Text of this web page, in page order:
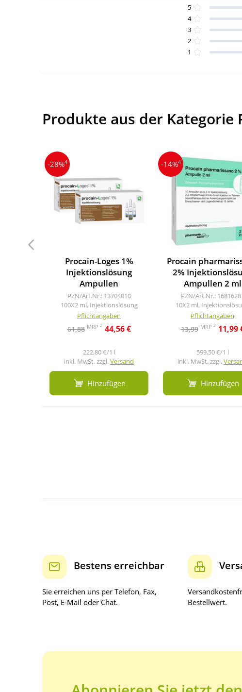
5
4
3
2
1
Produkte aus der Kategorie
-28%4
Procain-Loges 1%
Injektionslösung
Ampullen
PZN/Art.Nr.: 13704010
100X2 ml, Injektionslösung
Pflichtangaben
61,88 MRP 2 44,56 €
222,80 €/1 l
inkl. MwSt. zzgl.Versand
Hinzufügen
-14%4
Procain
2%
Ampullen 2 ml
PZN/Art.Nr.:
10X2 ml,
Pflichtangaben
13,99 MRP 2 11,99
599,50 €/1 l
inkl. MwSt. zzgl.
Hinzufügen
Bestens erreichbar
Sie erreichen uns per Telefon, Fax,
Post, E-Mail oder Chat.
Bestellwert.